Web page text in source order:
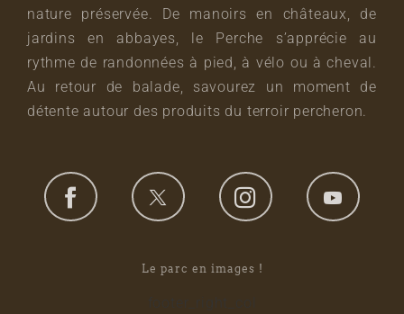
nature préservée. De manoirs en châteaux, de
jardins en abbayes, le Perche s’apprécie au
rythme de randonnées à pied, à vélo ou à cheval.
Au retour de balade, savourez un moment de
détente autour des produits du terroir percheron.
Le parc en images !